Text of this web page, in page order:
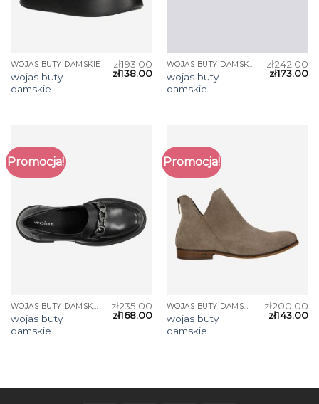
WOJAS BUTY DAMSKIE
wojas buty
damskie
zł193.00
zł138.00
WOJAS BUTY DAMSKIE
wojas buty
damskie
zł242.00
zł173.00
Promocja!
WOJAS BUTY DAMSKIE
wojas buty
damskie
zł235.00
zł168.00
Promocja!
WOJAS BUTY DAMSKIE
wojas buty
damskie
zł200.00
zł143.00